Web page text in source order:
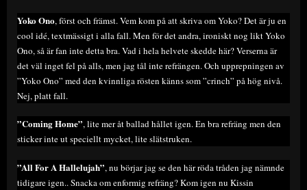
Yoko Ono, först och främst. Vem kom på att skriva om Yoko? Det är ju en
cool idé, textmässigt i alla fall. Men för det andra, ironiskt nog likt Yoko
Ono, så är fan inte detta bra. Vad i hela helvete skedde här? Verserna är
det väl inget fel på alls, men jag tål inte refrängen. Och upprepningen av
”Yoko Ono” med den kvinnliga rösten känns som ”crinch” på hög nivå.
Nej, platt fall.
”Coming Home”, lite mer åt ballad hållet igen. En bra refräng men den
sticker inte ut speciellt mycket, lite slätstruken.
”All For A Hallelujah”, nu börjar jag se den här röda tråden jag nämnde
tidigare igen.. Snacka om enformig refräng? Kom igen nu Kissin